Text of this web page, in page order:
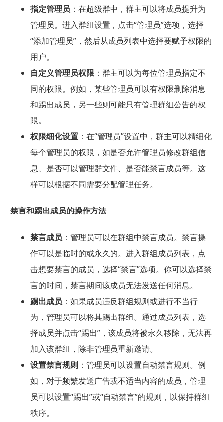
指定管理员 ：在超级群中，群主可以将成员提升为
管理员。进入群组设置，点击“管理员”选项，选择
“添加管理员”，然后从成员列表中选择要赋予权限的
用户。
自定义管理员权限：群主可以为每位管理员指定不
同的权限。例如，某些管理员可以有权限删除消息
和踢出成员，另一些则可能只有管理群组公告的权
限。
权限细化设置：在“管理员”设置中，群主可以精细化
每个管理员的权限，如是否允许管理员修改群组信
息、是否可以管理群文件、是否能禁言成员等。这
样可以根据不同需要分配管理任务。
禁言和踢出成员的操作方法
禁言成员 ：管理员可以在群组中禁言成员。禁言操
作可以是临时的或永久的。进入群组成员列表，点
击想要禁言的成员，选择“禁言”选项。你可以选择禁
言的时间，禁言期间该成员无法发送任何消息。
踢出成员 ：如果成员违反群组规则或进行不当行
为，管理员可以将其踢出群组。通过成员列表，选
择成员并点击“踢出”，该成员将被永久移除，无法再
加入该群组，除非管理员重新邀请。
设置禁言规则：管理员可以设置自动禁言规则。例
如，对于频繁发送广告或不适当内容的成员，管理
员可以设置“踢出”或“自动禁言”的规则，以保持群组
秩序。